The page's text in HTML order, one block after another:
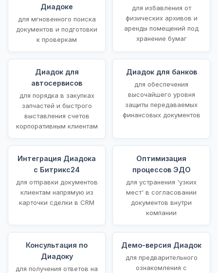
Диадоке
для мгновенного поиска
документов и подготовки
к проверкам
для избавления от
физических архивов и
аренды помещений под
хранение бумаг
Диадок для
автосервисов
для порядка в закупках
запчастей и быстрого
выставления счетов
корпоративным клиентам
Диадок для банков
для обеспечения
высочайшего уровня
защиты передаваемых
финансовых документов
Интеграция Диадока
с Битрикс24
для отправки документов
клиентам напрямую из
карточки сделки в CRM
Оптимизация
процессов ЭДО
для устранения 'узких
мест' в согласовании
документов внутри
компании
Консультация по
Диадоку
для получения ответов на
Демо-версия Диадок
для предварительного
ознакомления с